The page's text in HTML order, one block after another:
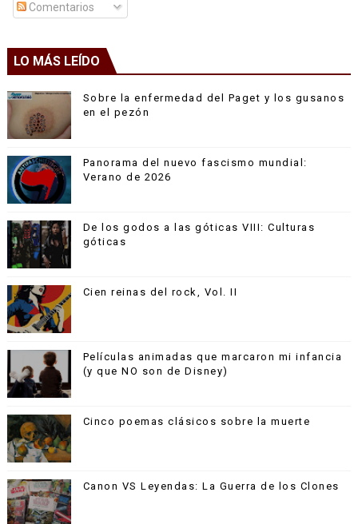
Comentarios
LO MÁS LEÍDO
Sobre la enfermedad del Paget y los gusanos
en el pezón
Panorama del nuevo fascismo mundial:
Verano de 2026
De los godos a las góticas VIII: Culturas
góticas
Cien reinas del rock, Vol. II
Películas animadas que marcaron mi infancia
(y que NO son de Disney)
Cinco poemas clásicos sobre la muerte
Canon VS Leyendas: La Guerra de los Clones